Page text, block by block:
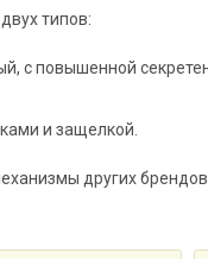
ручкой, 3-х
плита URSA или
типов:
с повышенной
и защелкой.
других